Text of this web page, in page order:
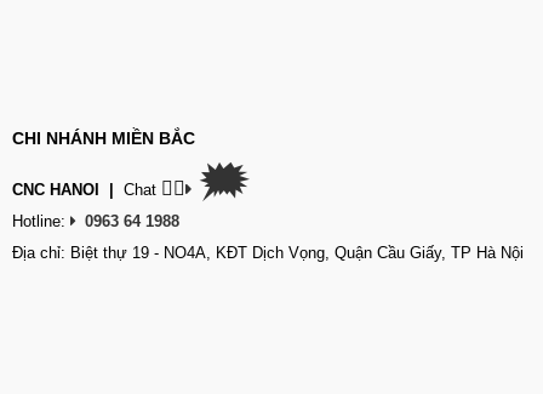
CHI NHÁNH MIỀN BẮC
CNC HANOI Chat 👉🏽 🗯
Hotline:
0963 64 1988
Địa chỉ: Biệt thự 19 - NO4A, KĐT Dịch Vọng, Quận Cầu Giấy, TP Hà Nội